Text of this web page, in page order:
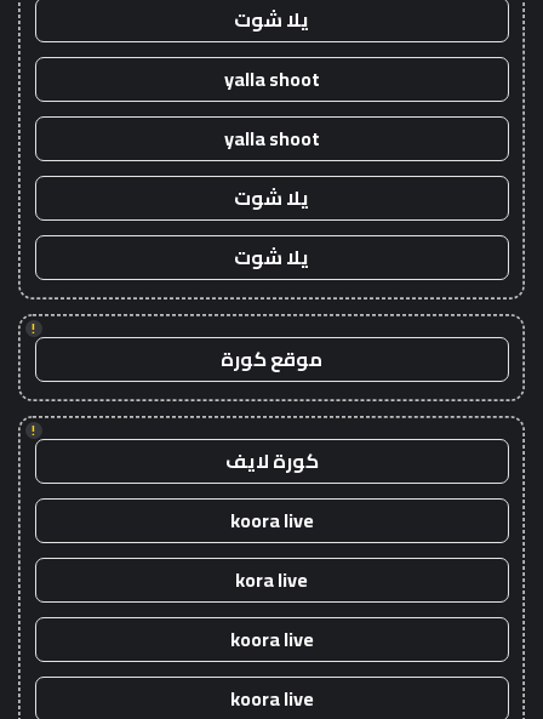
يلا شوت
yalla shoot
yalla shoot
يلا شوت
يلا شوت
!
موقع كورة
!
كورة لايف
koora live
kora live
koora live
koora live